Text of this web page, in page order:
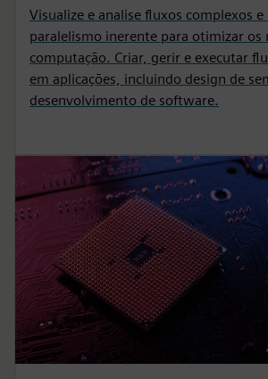
Visualize e analise fluxos complexos
paralelismo inerente para otimizar os
computação. Criar, gerir e executar
em aplicações, incluindo design de
desenvolvimento de software.